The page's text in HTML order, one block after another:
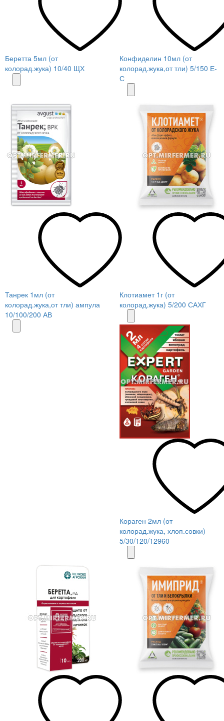
Беретта 5мл (от
колорад.жука) 10/40 ЩХ
Конфиделин 10мл (от
колорад.жука,от тли) 5/150 Е-
С
Танрек 1мл (от
колорад.жука,от тли) ампула
10/100/200 АВ
Клотиамет 1г (от
колорад.жука) 5/200 САХГ
Кораген 2мл (от
колорад.жука, хлоп.совки)
5/30/120/12960